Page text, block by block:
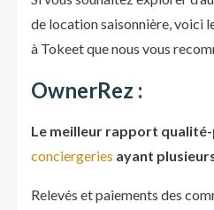
de location saisonnière, voici
à Tokeet que nous vous
OwnerRez :
Le meilleur rapport
conciergeries ayant
Relevés et paiements des